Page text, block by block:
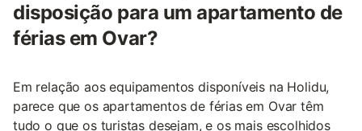
disposição para um apartamento de
férias em Ovar?
Em relação aos equipamentos disponíveis na Holidu,
parece que os apartamentos de férias em Ovar têm
tudo o que os turistas desejam, e os mais escolhidos